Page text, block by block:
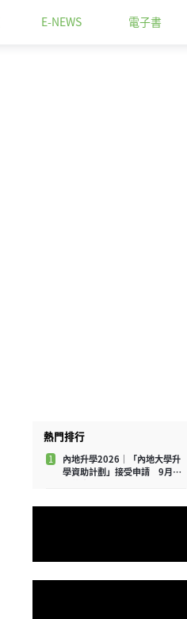
E-NEWS 電子書
熱門排行
1
內地升學2026｜「內地大學升
學資助計劃」接受申請 9月21